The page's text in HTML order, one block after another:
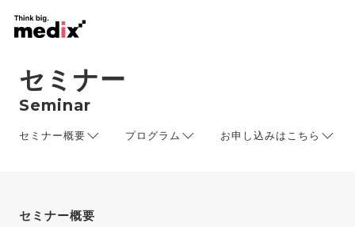
セミナー
Seminar
セミナー概要 プログラム お申し込みはこちら
セミナー概要